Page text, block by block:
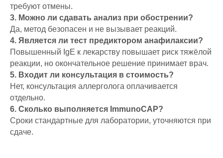
требуют отмены.
3. Можно ли сдавать анализ при обострении?
Да, метод безопасен и не вызывает реакций.
4. Является ли тест предиктором анафилаксии?
Повышенный IgE к лекарству повышает риск тяжёлой
реакции, но окончательное решение принимает врач.
5. Входит ли консультация в стоимость?
Нет, консультация аллерголога оплачивается
отдельно.
6. Сколько выполняется ImmunoCAP?
Сроки стандартные для лаборатории, уточняются при
сдаче.